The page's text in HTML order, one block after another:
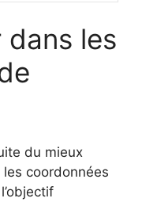
dans les
du mieux
coordonnées